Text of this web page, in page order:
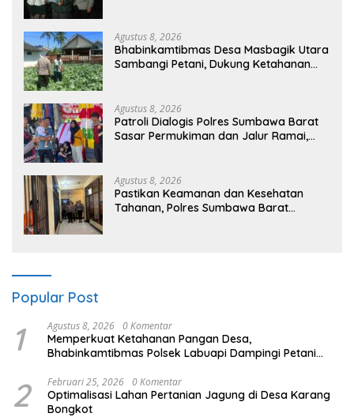
Agustus 8, 2026
Bhabinkamtibmas Desa Masbagik Utara
Sambangi Petani, Dukung Ketahanan
Agustus 8, 2026
Patroli Dialogis Polres Sumbawa Barat
Sasar Permukiman dan Jalur Ramai,
Agustus 8, 2026
Pastikan Keamanan dan Kesehatan
Tahanan, Polres Sumbawa Barat
Popular Post
1 Agustus 8, 2026 0 Komentar
Memperkuat Ketahanan Pangan Desa,
Bhabinkamtibmas Polsek Labuapi Dampingi Petani
2 Februari 25, 2026 0 Komentar
Optimalisasi Lahan Pertanian Jagung di Desa Karang
Bongkot